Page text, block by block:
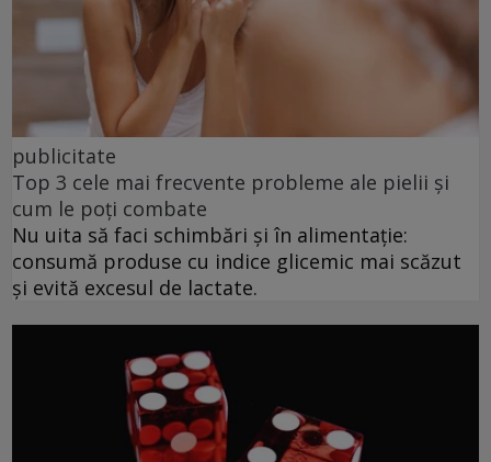
publicitate
Top 3 cele mai frecvente probleme ale pielii și
cum le poți combate
Nu uita să faci schimbări și în alimentație:
consumă produse cu indice glicemic mai scăzut
și evită excesul de lactate.